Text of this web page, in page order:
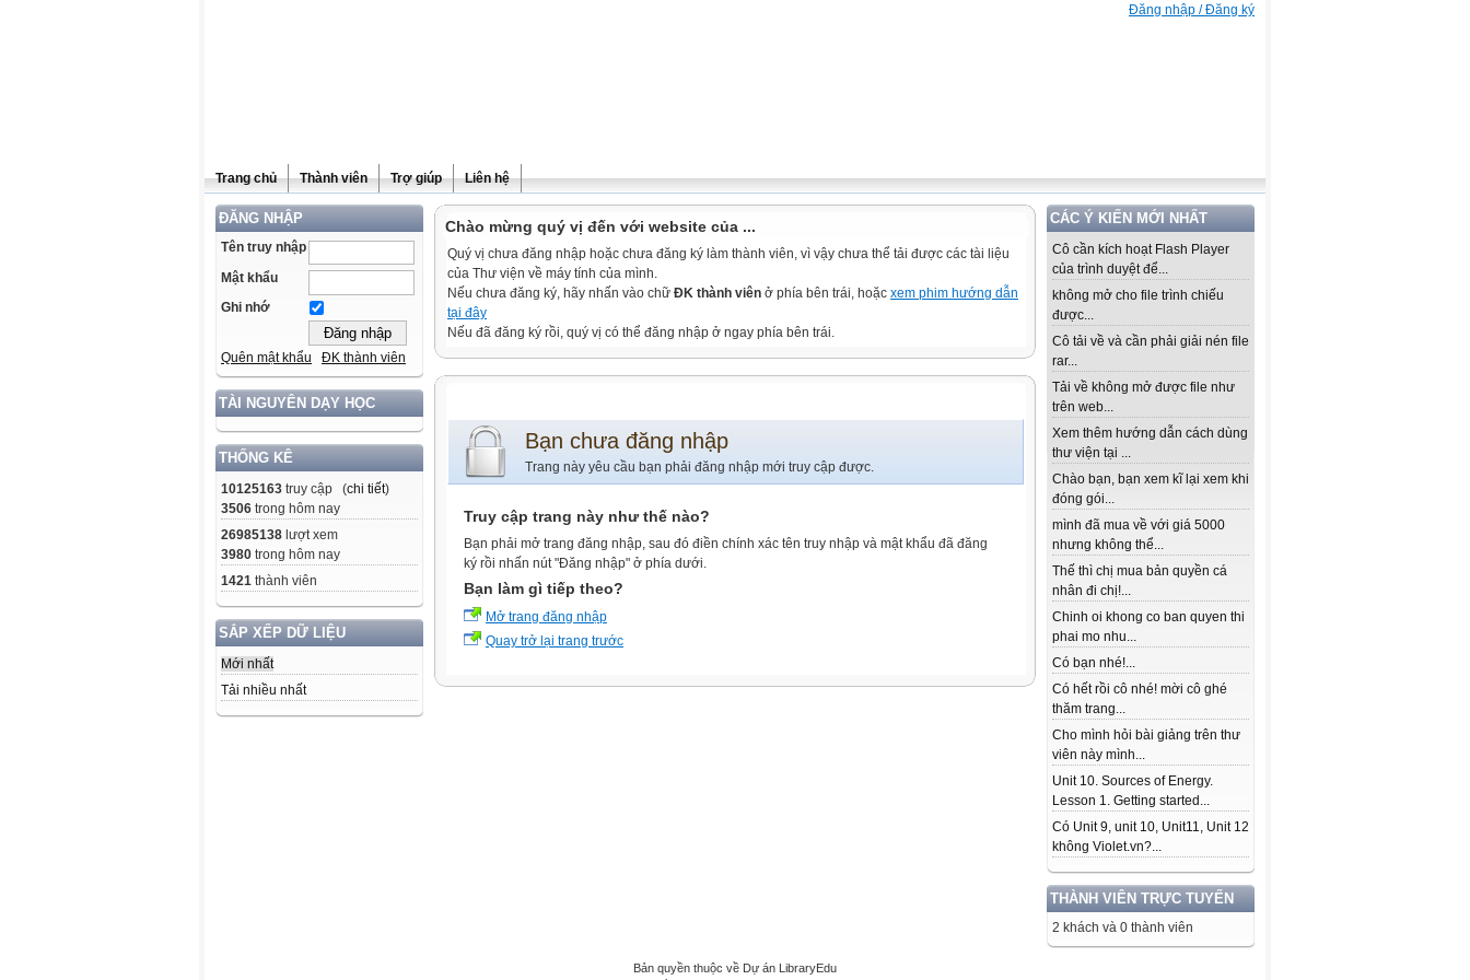
Đăng nhập / Đăng ký
Trang chủ Thành viên Trợ giúp Liên hệ
ĐĂNG NHẬP
Tên truy nhập
Mật khẩu
Ghi nhớ
Quên mật khẩu ĐK thành viên
TÀI NGUYÊN DẠY HỌC
THỐNG KÊ
10125163 truy cập (chi tiết)
3506 trong hôm nay
26985138 lượt xem
3980 trong hôm nay
1421 thành viên
SẮP XẾP DỮ LIỆU
Mới nhất
Tải nhiều nhất
CÁC Ý KIẾN MỚI NHẤT
Cô cần kích hoạt Flash Player
của trình duyệt để...
không mở cho file trình chiếu
được...
Cô tải về và cần phải giải nén file
rar...
Tải về không mở được file như
trên web...
Xem thêm hướng dẫn cách dùng
thư viện tại ...
Chào bạn, bạn xem kĩ lại xem khi
đóng gói...
mình đã mua về với giá 5000
nhưng không thể...
Thế thì chị mua bản quyền cá
nhân đi chị!...
Chinh oi khong co ban quyen thi
phai mo nhu...
Có bạn nhé!...
Có hết rồi cô nhé! mời cô ghé
thăm trang...
Cho mình hỏi bài giảng trên thư
viên này mình...
Unit 10. Sources of Energy.
Lesson 1. Getting started...
Có Unit 9, unit 10, Unit11, Unit 12
không Violet.vn?...
THÀNH VIÊN TRỰC TUYẾN
2 khách và 0 thành viên
Chào mừng quý vị đến với website của ...
Quý vị chưa đăng nhập hoặc chưa đăng ký làm thành viên, vì vậy chưa thể tải được các tài liệu
của Thư viện về máy tính của mình.
Nếu chưa đăng ký, hãy nhấn vào chữ ĐK thành viên ở phía bên trái, hoặc xem phim hướng dẫn
tại đây
Nếu đã đăng ký rồi, quý vị có thể đăng nhập ở ngay phía bên trái.
Bạn chưa đăng nhập
Trang này yêu cầu bạn phải đăng nhập mới truy cập được.
Truy cập trang này như thế nào?
Bạn phải mở trang đăng nhập, sau đó điền chính xác tên truy nhập và mật khẩu đã đăng
ký rồi nhấn nút "Đăng nhập" ở phía dưới.
Bạn làm gì tiếp theo?
Mở trang đăng nhập
Quay trở lại trang trước
Bản quyền thuộc về Dự án LibraryEdu